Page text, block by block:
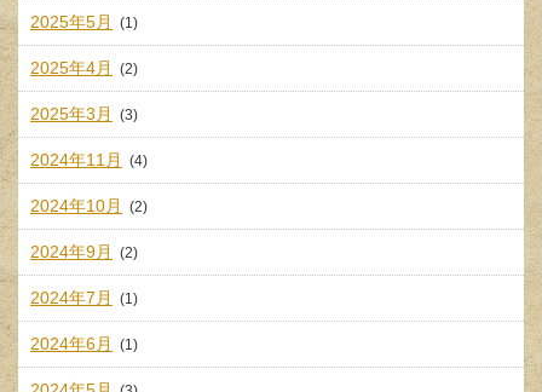
2025年5月 (1)
2025年4月 (2)
2025年3月 (3)
2024年11月 (4)
2024年10月 (2)
2024年9月 (2)
2024年7月 (1)
2024年6月 (1)